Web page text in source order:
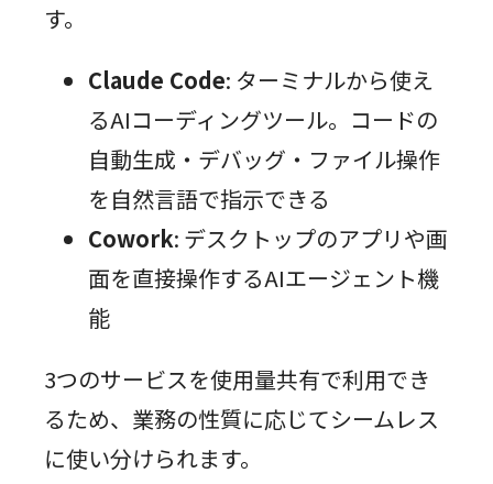
す。
Claude Code: ターミナルから使え
るAIコーディングツール。コードの
自動生成・デバッグ・ファイル操作
を自然言語で指示できる
Cowork: デスクトップのアプリや画
面を直接操作するAIエージェント機
能
3つのサービスを使用量共有で利用でき
るため、業務の性質に応じてシームレス
に使い分けられます。